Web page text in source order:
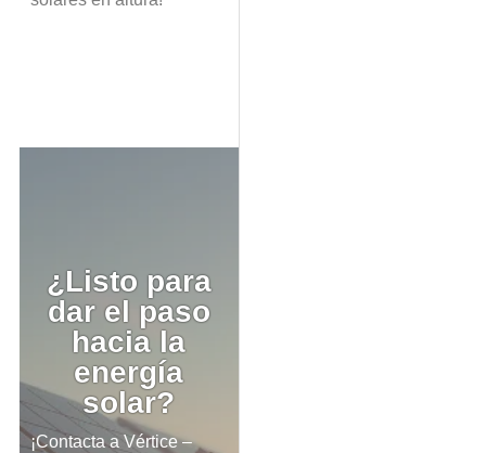
¿Listo para
dar el paso
hacia la
energía
solar?
¡Contacta a Vértice –